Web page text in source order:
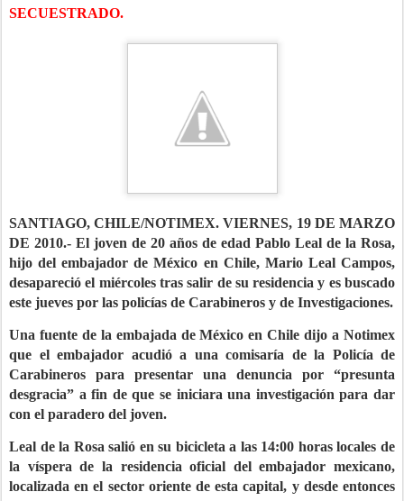
SECUESTRADO.
SANTIAGO, CHILE/NOTIMEX. VIERNES, 19 DE MARZO
DE 2010.- El joven de 20 años de edad Pablo Leal de la Rosa,
hijo del embajador de México en Chile, Mario Leal Campos,
desapareció el miércoles tras salir de su residencia y es buscado
este jueves por las policías de Carabineros y de Investigaciones.
Una fuente de la embajada de México en Chile dijo a Notimex
que el embajador acudió a una comisaría de la Policía de
Carabineros para presentar una denuncia por “presunta
desgracia” a fin de que se iniciara una investigación para dar
con el paradero del joven.
Leal de la Rosa salió en su bicicleta a las 14:00 horas locales de
la víspera de la residencia oficial del embajador mexicano,
localizada en el sector oriente de esta capital, y desde entonces